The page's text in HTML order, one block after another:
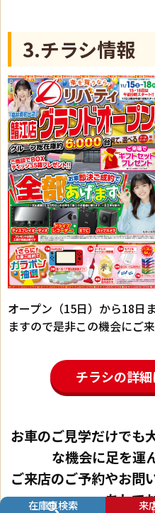
3.チラシ情報
オープン（15日）から18日
ますので是非この機会にご
チラシの詳
お車のご見学だけでも
な機会に足を運
ご来店のご予約やお問
ちして
在庫車検索 来